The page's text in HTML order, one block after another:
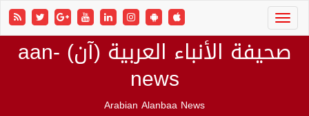
صحيفة الأنباء العربية (آن) aan-
news
Arabian Alanbaa News